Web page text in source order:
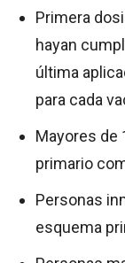
Primera
hayan
última
para cada
Mayores de
primario
Personas
esquema